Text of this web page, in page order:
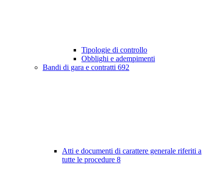
Tipologie di controllo
Obblighi e adempimenti
Bandi di gara e contratti 692
Atti e documenti di carattere generale riferiti a
tutte le procedure 8